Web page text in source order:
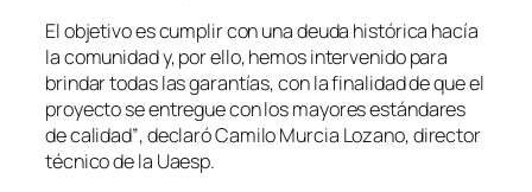
El objetivo es cumplir con una deuda histórica hacía
la comunidad y, por ello, hemos intervenido para
brindar todas las garantías, con la finalidad de que el
proyecto se entregue con los mayores estándares
de calidad”, declaró Camilo Murcia Lozano, director
técnico de la Uaesp.